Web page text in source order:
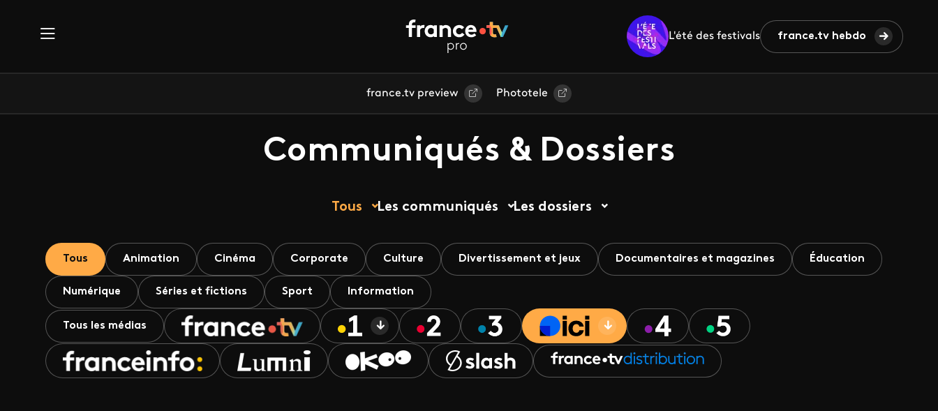
L'été des festivals france.tv hebdo
france.tv preview Phototele
Communiqués & Dossiers
Tous Les communiqués Les dossiers
Tous Animation Cinéma Corporate Culture Divertissement et jeux Documentaires et magazines Éducation
Numérique Séries et fictions Sport Information
Tous les médias